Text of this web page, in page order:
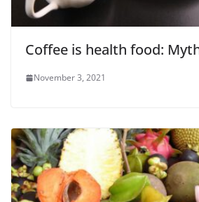
Coffee is health food:
November 3, 2021